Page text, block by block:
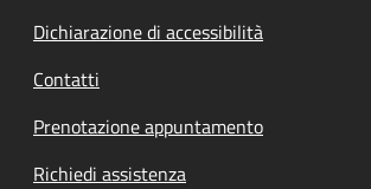
Dichiarazione di accessibilità
Contatti
Prenotazione appuntamento
Richiedi assistenza